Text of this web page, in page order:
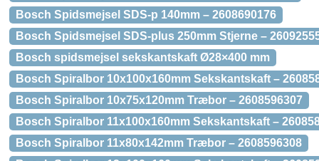
Bosch Spidsmejsel SDS-p 140mm – 2608690176
Bosch Spidsmejsel SDS-plus 250mm Stjerne –
Bosch spidsmejsel sekskantskaft Ø28×400 mm
Bosch Spiralbor 10x100x160mm Sekskantskaft –
Bosch Spiralbor 10x75x120mm Træbor – 2608596307
Bosch Spiralbor 11x100x160mm Sekskantskaft –
Bosch Spiralbor 11x80x142mm Træbor – 2608596308